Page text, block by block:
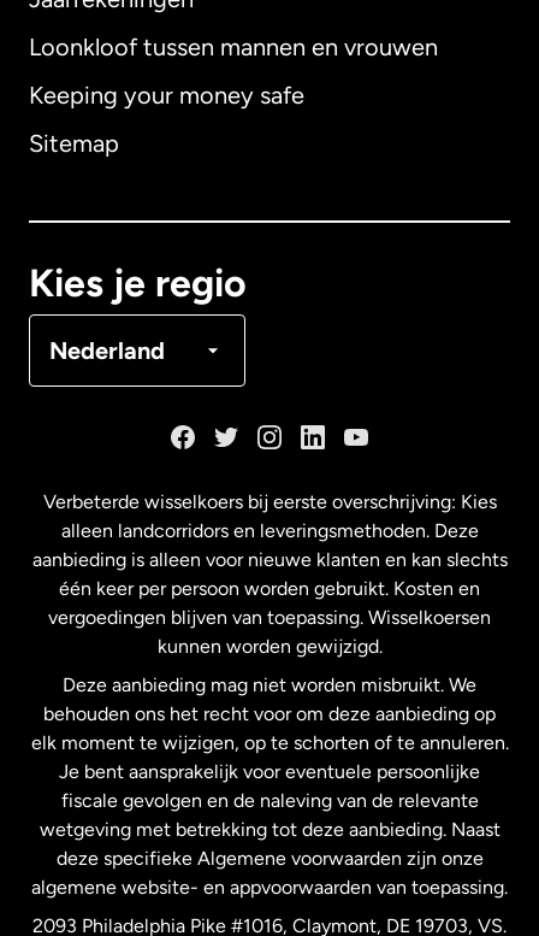
Loonkloof tussen mannen en vrouwen
Keeping your money safe
Sitemap
Kies je regio
Nederland
Australië
Maleisië
Nederland
Nieuw-Zeeland
Spanje
Verenigd Koninkrijk
Verenigde Staten English
Verbeterde wisselkoers bij eerste overschrijving: Kies
alleen landcorridors en leveringsmethoden. Deze
aanbieding is alleen voor nieuwe klanten en kan slechts
één keer per persoon worden gebruikt. Kosten en
vergoedingen blijven van toepassing. Wisselkoersen
kunnen worden gewijzigd.
Deze aanbieding mag niet worden misbruikt. We
behouden ons het recht voor om deze aanbieding op
elk moment te wijzigen, op te schorten of te annuleren.
Je bent aansprakelijk voor eventuele persoonlijke
fiscale gevolgen en de naleving van de relevante
wetgeving met betrekking tot deze aanbieding. Naast
deze specifieke Algemene voorwaarden zijn onze
algemene website- en appvoorwaarden van toepassing.
2093 Philadelphia Pike #1016, Claymont, DE 19703, VS.